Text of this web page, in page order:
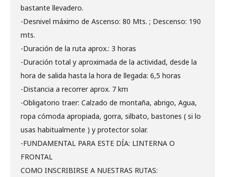
bastante llevadero.
-Desnivel máximo de Ascenso: 80 Mts. ; Descenso: 190
mts.
-Duración de la ruta aprox.: 3 horas
-Duración total y aproximada de la actividad, desde la
hora de salida hasta la hora de llegada: 6,5 horas
-Distancia a recorrer aprox. 7 km
-Obligatorio traer: Calzado de montaña, abrigo, Agua,
ropa cómoda apropiada, gorra, silbato, bastones ( si lo
usas habitualmente ) y protector solar.
-FUNDAMENTAL PARA ESTE DÍA: LINTERNA O
FRONTAL
COMO INSCRIBIRSE A NUESTRAS RUTAS: